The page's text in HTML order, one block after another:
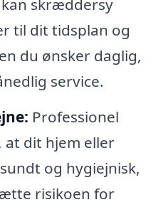
kan skræddersy
til dit tidsplan og
du ønsker daglig,
service.
Professionel
at dit hjem eller
og hygiejnisk,
risikoen for